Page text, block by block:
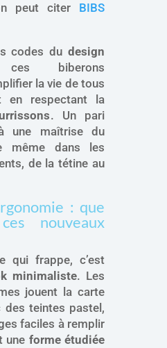
peut citer BIBS
codes dudesign
biberons
la vie de tous
en respectant la
. Un pari
une maîtrise du
même dans les
de la tétine au
: que
nouveaux
qui frappe, c’est
minimaliste. Les
jouent la carte
des teintes pastel,
faciles à remplir
une forme étudiée